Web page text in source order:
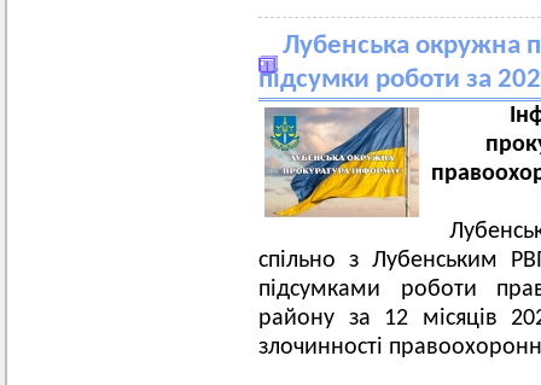
Лубенська окружна
підсумки роботи за
спільно з Лубенським
підсумками роботи
району за 12 місяців
злочинності